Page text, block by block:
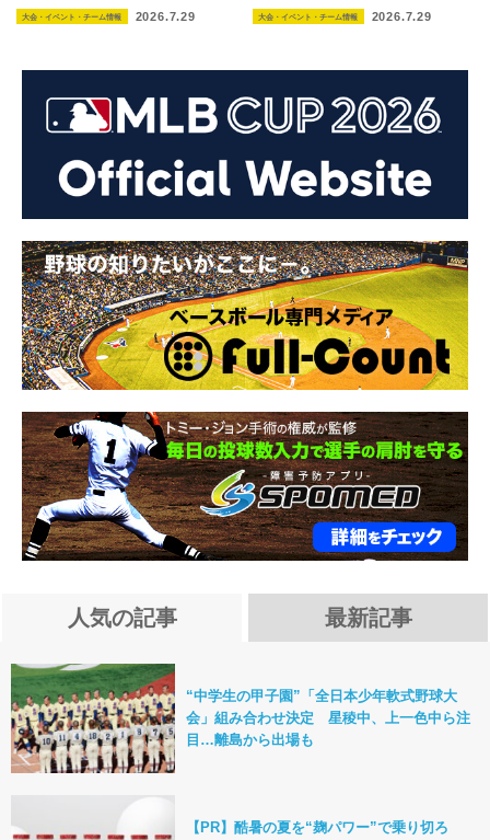
大会・イベント・チーム情報 2026.7.29 大会・イベント・チーム情報 2026.7.29
人気の記事 最新記事
“中学生の甲子園”「全日本少年軟式野球大
会」組み合わせ決定 星稜中、上一色中ら注
目…離島から出場も
【PR】酷暑の夏を“麹パワー”で乗り切ろ